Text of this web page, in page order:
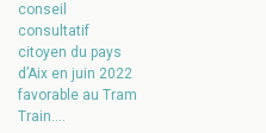
conseil
consultatif
citoyen du pays
d’Aix en juin 2022
favorable au Tram
Train….